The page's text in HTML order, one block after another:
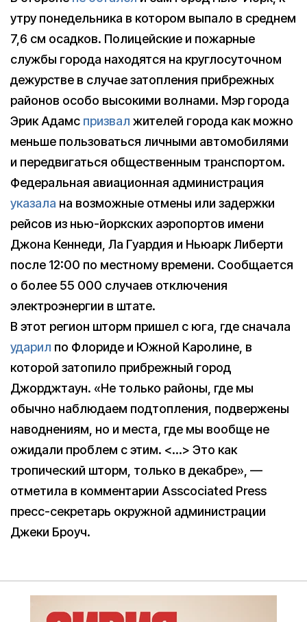
утру понедельника в котором выпало в среднем
7,6 см осадков. Полицейские и пожарные
службы города находятся на круглосуточном
дежурстве в случае затопления прибрежных
районов особо высокими волнами. Мэр города
Эрик Адамс призвал жителей города как можно
меньше пользоваться личными автомобилями
и передвигаться общественным транспортом.
Федеральная авиационная администрация
указала на возможные отмены или задержки
рейсов из нью-йоркских аэропортов имени
Джона Кеннеди, Ла Гуардия и Ньюарк Либерти
после 12:00 по местному времени. Сообщается
о более 55 000 случаев отключения
электроэнергии в штате.
В этот регион шторм пришел с юга, где сначала
ударил по Флориде и Южной Каролинe, в
которой затопило прибрежный город
Джорджтаун. «Не только районы, где мы
обычно наблюдаем подтопления, подвержены
наводнениям, но и места, где мы вообще не
ожидали проблем с этим. <…> Это как
тропический шторм, только в декабре», —
отметила в комментарии Asscociated Press
пресс-секретарь окружной администрации
Джеки Броуч.